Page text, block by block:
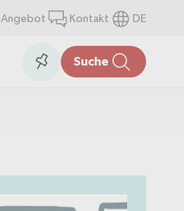
Angebot Kontakt DE
Collection
itemsSuche